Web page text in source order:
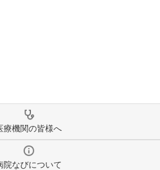
療機関の皆様へ
院なびについて